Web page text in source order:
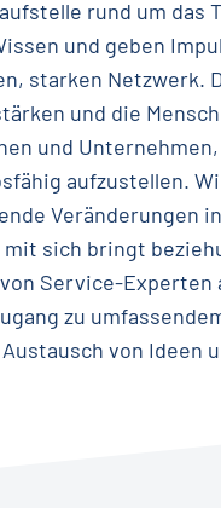
rund um das
und geben
starken Netzwerk.
und die
und
aufzustellen.
Veränderungen
sich bringt
Service-
zu
von Ideen